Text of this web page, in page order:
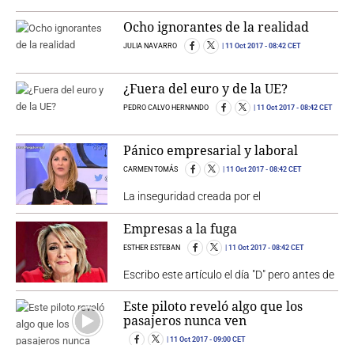
Ocho ignorantes de la realidad
JULIA NAVARRO 11 Oct 2017 - 08:42 CET
¿Fuera del euro y de la UE?
PEDRO CALVO HERNANDO 11 Oct 2017 - 08:42 CET
Pánico empresarial y laboral
CARMEN TOMÁS 11 Oct 2017 - 08:42 CET
La inseguridad creada por el
Empresas a la fuga
ESTHER ESTEBAN 11 Oct 2017 - 08:42 CET
Escribo este artículo el día "D" pero antes de
Este piloto reveló algo que los
pasajeros nunca ven
11 Oct 2017 - 09:00 CET